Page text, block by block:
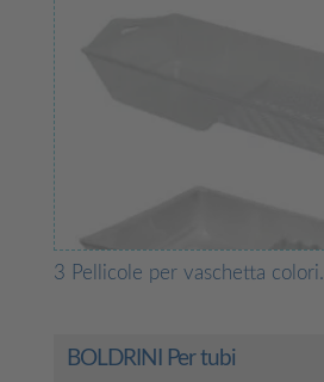
3 Pellicole per vaschetta colori.
BOLDRINI Per tubi